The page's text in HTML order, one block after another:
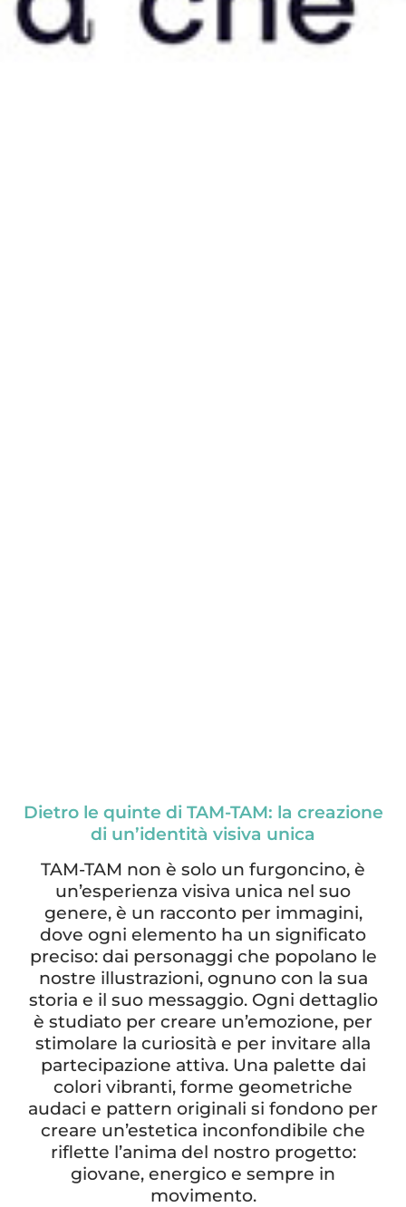
Dietro le quinte di TAM-TAM: la creazione
di un’identità visiva unica
TAM-TAM non è solo un furgoncino, è
un’esperienza visiva unica nel suo
genere, è un racconto per immagini,
dove ogni elemento ha un significato
preciso: dai personaggi che popolano le
nostre illustrazioni, ognuno con la sua
storia e il suo messaggio. Ogni dettaglio
è studiato per creare un’emozione, per
stimolare la curiosità e per invitare alla
partecipazione attiva. Una palette dai
colori vibranti, forme geometriche
audaci e pattern originali si fondono per
creare un’estetica inconfondibile che
riflette l’anima del nostro progetto:
giovane, energico e sempre in
movimento.